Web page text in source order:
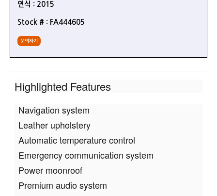
연식 : 2015
Stock # : FA444605
문의하기
Highlighted Features
Navigation system
Leather upholstery
Automatic temperature control
Emergency communication system
Power moonroof
Premium audio system